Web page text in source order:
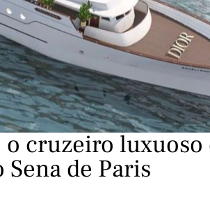
cruzeiro luxuoso
de Paris